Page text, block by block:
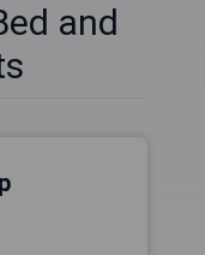
and